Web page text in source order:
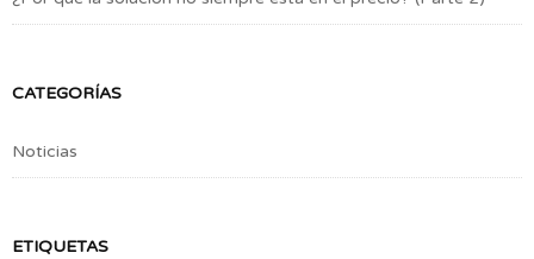
CATEGORÍAS
Noticias
ETIQUETAS